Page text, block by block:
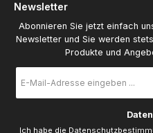
Newsletter
Abonnieren Sie jetzt einfach
Newsletter und Sie werden
Produkte und
Mail-
Adresse
Ich habe die